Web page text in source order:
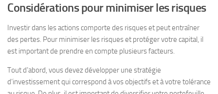
Considérations pour minimiser les risques
Investir dans les actions comporte des risques et peut entraîner
des pertes. Pour minimiser les risques et protéger votre capital, il
est important de prendre en compte plusieurs facteurs.
Tout d’abord, vous devez développer une stratégie
d’investissement qui correspond à vos objectifs et à votre tolérance